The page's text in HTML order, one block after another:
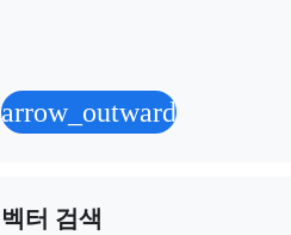
arrow_outward
벡터 검색